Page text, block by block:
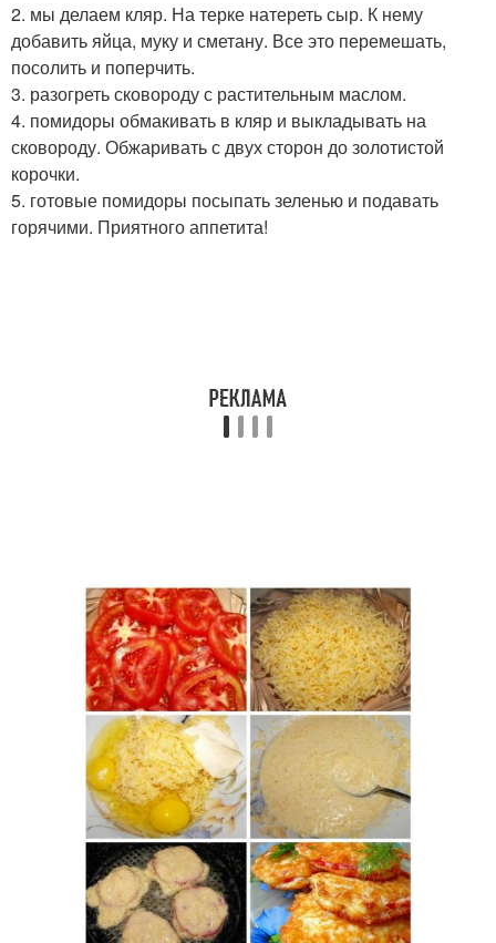
2. мы делаем кляр. На терке натереть сыр. К нему
добавить яйца, муку и сметану. Все это перемешать,
посолить и поперчить.
3. разогреть сковороду с растительным маслом.
4. помидоры обмакивать в кляр и выкладывать на
сковороду. Обжаривать с двух сторон до золотистой
корочки.
5. готовые помидоры посыпать зеленью и подавать
горячими. Приятного аппетита!